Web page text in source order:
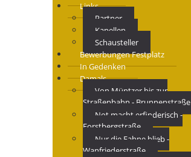
Links
Partner
Kapellen
Schausteller
Bewerbungen Festplatz
In Gedenken
Damals
Von Müntzer bis zur
Straßenbahn - Brunnenstraße
Not macht erfinderisch -
Forstbergstraße
Nur die Fahne blieb -
Wanfriederstraße